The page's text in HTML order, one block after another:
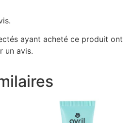
ayant acheté ce produit ont
un avis.